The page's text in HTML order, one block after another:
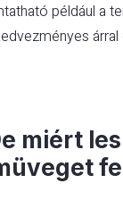
például a
miért